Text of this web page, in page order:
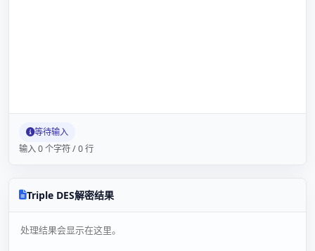
等待输入
输入 0 个字符 / 0 行
Triple DES解密结果